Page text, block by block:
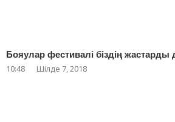
Бояулар фестивалі біздің
10:48 Шілде 7, 2018